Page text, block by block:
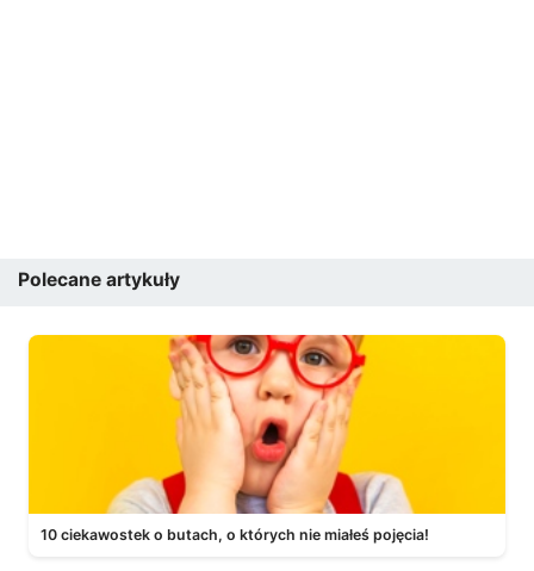
Polecane artykuły
10 ciekawostek o butach, o których nie miałeś pojęcia!